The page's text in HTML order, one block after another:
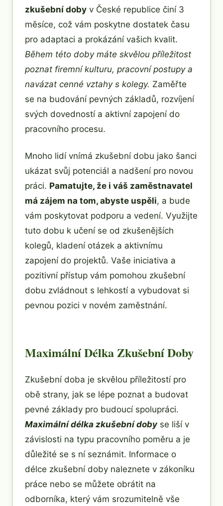
zkušební doby v České republice činí 3
měsíce, což vám poskytne dostatek času
pro adaptaci a prokázání vašich kvalit.
Během této doby máte skvělou příležitost
poznat firemní kulturu, pracovní postupy a
navázat cenné vztahy s kolegy. Zaměřte
se na budování pevných základů, rozvíjení
svých dovedností a aktivní zapojení do
pracovního procesu.
Mnoho lidí vnímá zkušební dobu jako šanci
ukázat svůj potenciál a nadšení pro novou
práci. Pamatujte, že i váš zaměstnavatel
má zájem na tom, abyste uspěli, a bude
vám poskytovat podporu a vedení. Využijte
tuto dobu k učení se od zkušenějších
kolegů, kladení otázek a aktivnímu
zapojení do projektů. Vaše iniciativa a
pozitivní přístup vám pomohou zkušební
dobu zvládnout s lehkostí a vybudovat si
pevnou pozici v novém zaměstnání.
Maximální Délka Zkušební Doby
Zkušební doba je skvělou příležitostí pro
obě strany, jak se lépe poznat a budovat
pevné základy pro budoucí spolupráci.
Maximální délka zkušební dobyse liší v
závislosti na typu pracovního poměru a je
důležité se s ní seznámit. Informace o
délce zkušební doby naleznete v zákoníku
práce nebo se můžete obrátit na
odborníka, který vám srozumitelně vše